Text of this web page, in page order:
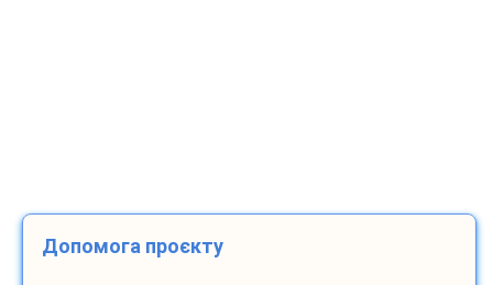
Допомога проєкту